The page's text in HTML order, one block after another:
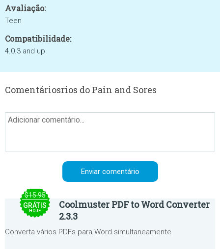
Avaliação:
Teen
Compatibilidade:
4.0.3 and up
Comentáriosrios do Pain and Sores
$15.95
GRÁTIS
HOJE
Coolmuster PDF to Word Converter
2.3.3
Converta vários PDFs para Word simultaneamente.